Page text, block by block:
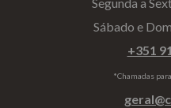
Segunda a
Sábado e
+351
*Chamadas